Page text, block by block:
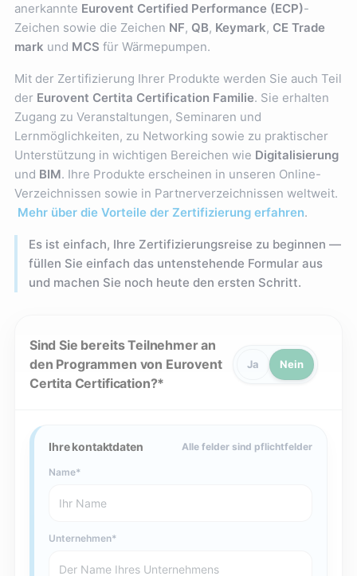
anerkannte Eurovent Certified Performance (ECP)-
Zeichen sowie die Zeichen NF, QB, Keymark, CE Trade
mark und MCS für Wärmepumpen.
Mit der Zertifizierung Ihrer Produkte werden Sie auch Teil
der Eurovent Certita Certification Familie. Sie erhalten
Zugang zu Veranstaltungen, Seminaren und
Lernmöglichkeiten, zu Networking sowie zu praktischer
Unterstützung in wichtigen Bereichen wie Digitalisierung
und BIM. Ihre Produkte erscheinen in unseren Online-
Verzeichnissen sowie in Partnerverzeichnissen weltweit.
Mehr über die Vorteile der Zertifizierung erfahren.
Es ist einfach, Ihre Zertifizierungsreise zu beginnen —
füllen Sie einfach das untenstehende Formular aus
und machen Sie noch heute den ersten Schritt.
Sind Sie bereits Teilnehmer an
den Programmen von Eurovent
Certita Certification?
Ja Nein
Ihre kontaktdaten Alle felder sind pflichtfelder
Name
Unternehmen